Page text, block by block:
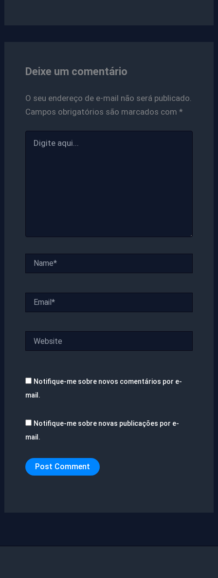
Deixe um comentário
O seu endereço de e-mail não será publicado.
Campos obrigatórios são marcados com *
aqui...
Notifique-me sobre novos comentários por e-
mail.
Notifique-me sobre novas publicações por e-
mail.